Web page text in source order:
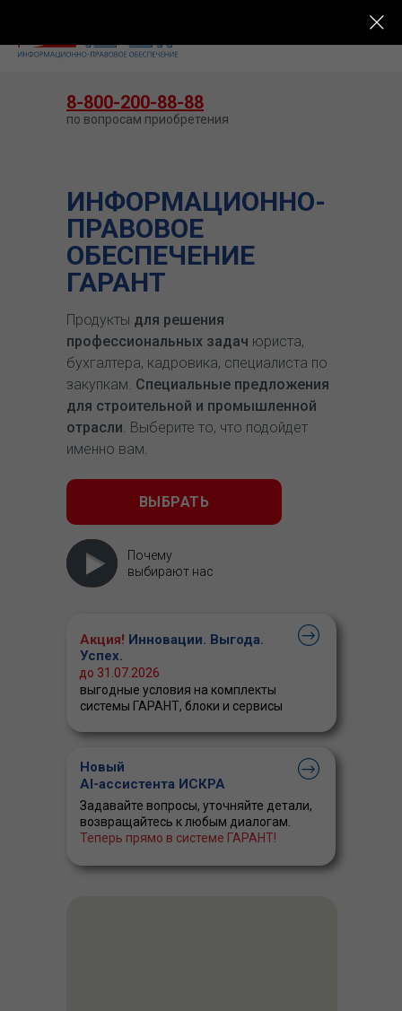
ИНФОРМАЦИОННО-
ПРАВОВОЕ
ОБЕСПЕЧЕНИЕ
ГАРАНТ
Продукты для решения
профессиональных задач юриста,
бухгалтера, кадровика, специалиста по
закупкам. Специальные предложения
для строительной и промышленной
отрасли. Выберите то, что подойдет
именно вам.
ВЫБРАТЬ
Почему
выбирают нас
Акция! Инновации. Выгода.
Успех.
выгодные условия на комплекты
системы ГАРАНТ, блоки и сервисы
до 31.07.2026
8-800-200-88-88
по вопросам приобретения
Новый
AI-ассистента ИСКРА
Задавайте вопросы, уточняйте детали,
возвращайтесь к любым диалогам.
Теперь прямо в системе ГАРАНТ!